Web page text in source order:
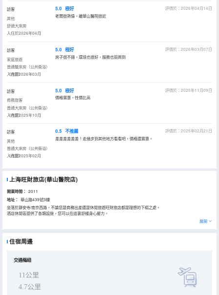
訪客
其他
舒適大床房
入住於2026年04月
5.0 極好
評價於：2026年04月14日
老闆很熱情，離華山醫院很近
訪客
家庭旅遊
普通雙床房（公共衞浴）
（內窗）
入住於2026年03月
5.0 極好
評價於：2026年03月07日
房子很不錯，環境也很好，服務也挺周到
訪客
商務旅客
普通大床房（公共衞浴）
（內窗）
入住於2025年10月
5.0 極好
評價於：2025年11月09日
價格實惠，性價比高
訪客
其他
普通大床房（公共衞浴）
（內窗）
入住於2025年02月
0.5 不推薦
評價於：2025年02月21日
差差差差差差！走幾步到其他地方看看吧，價格還實惠。
上海旺財旅店(華山醫院店)
開業時間： 2011
地址：
華山路439號3樓
坐落於靜安寺/南京西路，不論您是商務出差還是休閒旅遊旺財旅店都是理想的下榻之處。
酒店休閒區提供了各類設施，您可以在這裏舒緩身心壓力。
展開
住宿周邊
交通樞紐
11公里
4.7公里